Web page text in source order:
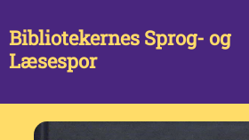
Bibliotekernes Sprog- og
Læsespor